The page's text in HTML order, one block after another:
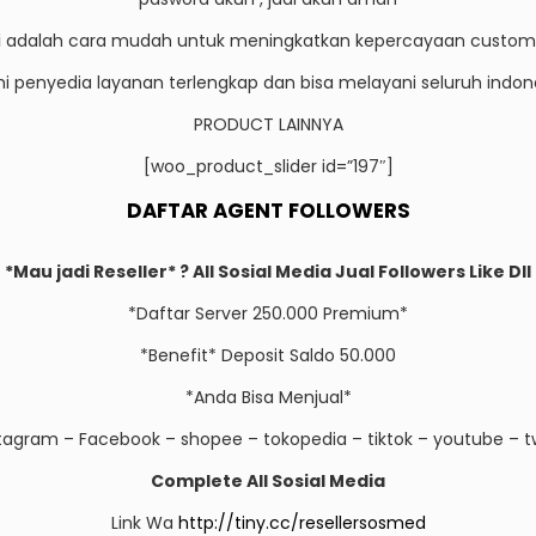
adalah cara mudah untuk meningkatkan kepercayaan
penyedia layanan terlengkap dan bisa melayani seluruh
PRODUCT LAINNYA
[woo_product_slider id=”197″]
DAFTAR AGENT FOLLOWERS
*Mau jadi Reseller* ? All Sosial Media Jual Followers Like Dll
*Daftar Server 250.000 Premium*
*Benefit* Deposit Saldo 50.000
*Anda Bisa Menjual*
– Facebook – shopee – tokopedia – tiktok – youtube –
Complete All Sosial Media
Link Wa http://tiny.cc/resellersosmed